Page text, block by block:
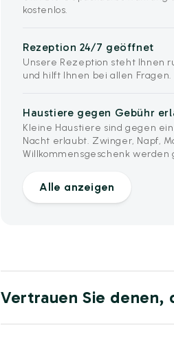
kostenlos.
Rezeption 24/7 geöffnet
Unsere Rezeption steht Ihnen
und hilft Ihnen bei allen Fragen.
Haustiere gegen Gebühr
Kleine Haustiere sind gegen
Nacht erlaubt. Zwinger, Napf,
Willkommensgeschenk werden
Alle anzeigen
Vertrauen Sie denen,